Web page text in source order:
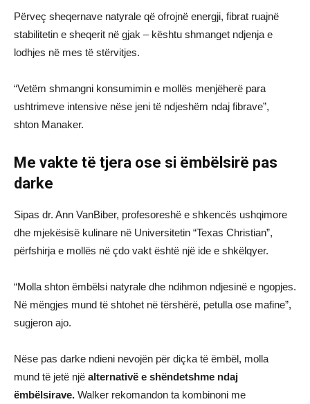
Përveç sheqernave natyrale që ofrojnë energji, fibrat ruajnë
stabilitetin e sheqerit në gjak – kështu shmanget ndjenja e
lodhjes në mes të stërvitjes.
“Vetëm shmangni konsumimin e mollës menjëherë para
ushtrimeve intensive nëse jeni të ndjeshëm ndaj fibrave”,
shton Manaker.
Me vakte të tjera ose si ëmbëlsirë pas
darke
Sipas dr. Ann VanBiber, profesoreshë e shkencës ushqimore
dhe mjekësisë kulinare në Universitetin “Texas Christian”,
përfshirja e mollës në çdo vakt është një ide e shkëlqyer.
“Molla shton ëmbëlsi natyrale dhe ndihmon ndjesinë e ngopjes.
Në mëngjes mund të shtohet në tërshërë, petulla ose mafine”,
sugjeron ajo.
Nëse pas darke ndieni nevojën për diçka të ëmbël, molla
mund të jetë një alternativë e shëndetshme ndaj
ëmbëlsirave. Walker rekomandon ta kombinoni me